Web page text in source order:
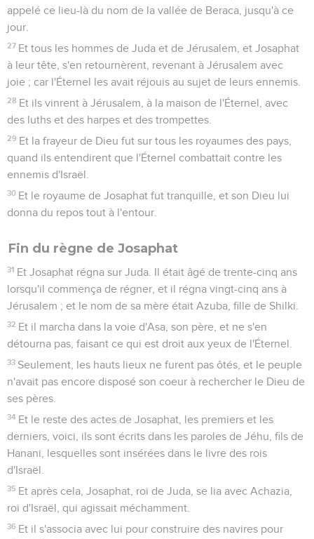
appelé ce lieu-là du nom de la vallée de Beraca, jusqu'à ce
jour.
27 Et tous les hommes de Juda et de Jérusalem, et Josaphat
à leur tête, s'en retournèrent, revenant à Jérusalem avec
joie ; car l'Éternel les avait réjouis au sujet de leurs ennemis.
28 Et ils vinrent à Jérusalem, à la maison de l'Éternel, avec
des luths et des harpes et des trompettes.
29 Et la frayeur de Dieu fut sur tous les royaumes des pays,
quand ils entendirent que l'Éternel combattait contre les
ennemis d'Israël.
30 Et le royaume de Josaphat fut tranquille, et son Dieu lui
donna du repos tout à l'entour.
Fin du règne de Josaphat
31 Et Josaphat régna sur Juda. Il était âgé de trente-cinq ans
lorsqu'il commença de régner, et il régna vingt-cinq ans à
Jérusalem ; et le nom de sa mère était Azuba, fille de Shilki.
32 Et il marcha dans la voie d'Asa, son père, et ne s'en
détourna pas, faisant ce qui est droit aux yeux de l'Éternel.
33 Seulement, les hauts lieux ne furent pas ôtés, et le peuple
n'avait pas encore disposé son coeur à rechercher le Dieu de
ses pères.
34 Et le reste des actes de Josaphat, les premiers et les
derniers, voici, ils sont écrits dans les paroles de Jéhu, fils de
Hanani, lesquelles sont insérées dans le livre des rois
d'Israël.
35 Et après cela, Josaphat, roi de Juda, se lia avec Achazia,
roi d'Israël, qui agissait méchamment.
36 Et il s'associa avec lui pour construire des navires pour